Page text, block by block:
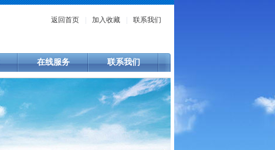
返回首页 加入收藏 联系我们
在线服务 联系我们